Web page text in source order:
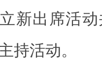
新出席活
持活动。